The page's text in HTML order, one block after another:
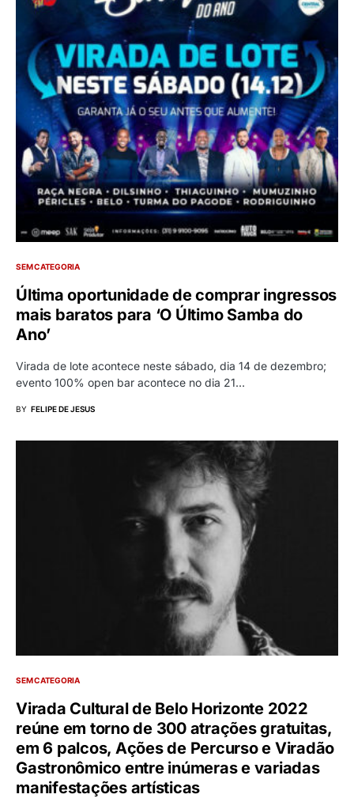
SEM CATEGORIA
Última oportunidade de comprar ingressos
mais baratos para ‘O Último Samba do
Ano’
Virada de lote acontece neste sábado, dia 14 de dezembro;
evento 100% open bar acontece no dia 21…
BY FELIPE DE JESUS
SEM CATEGORIA
Virada Cultural de Belo Horizonte 2022
reúne em torno de 300 atrações gratuitas,
em 6 palcos, Ações de Percurso e Viradão
Gastronômico entre inúmeras e variadas
manifestações artísticas